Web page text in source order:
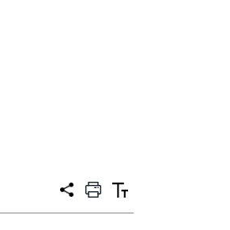
공
프
트
텍
트